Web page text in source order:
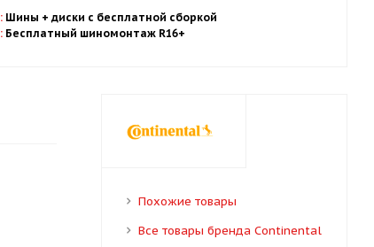
: Шины + диски с бесплатной сборкой
: Бесплатный шиномонтаж R16+
Похожие товары
Все товары бренда Continental